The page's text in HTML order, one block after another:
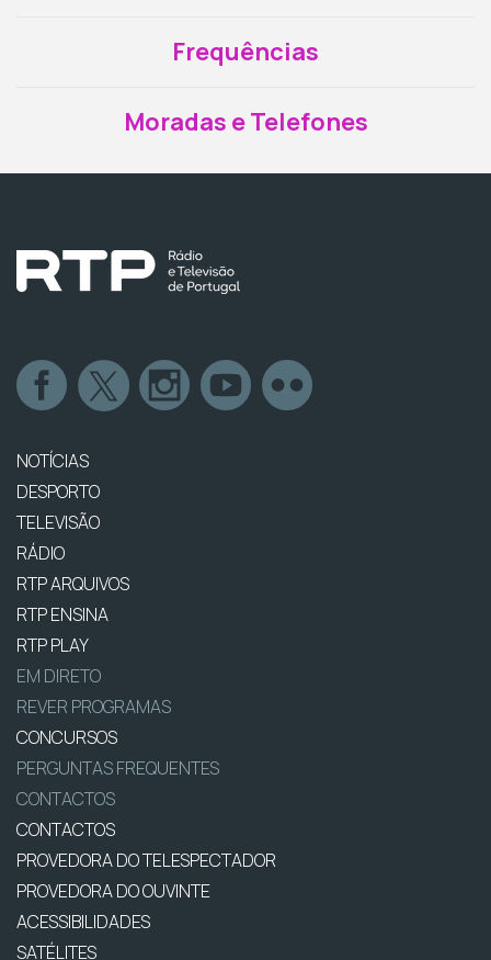
Frequências
Moradas e Telefones
NOTÍCIAS
DESPORTO
TELEVISÃO
RÁDIO
RTP ARQUIVOS
RTP ENSINA
RTP PLAY
EM DIRETO
REVER PROGRAMAS
CONCURSOS
PERGUNTAS FREQUENTES
CONTACTOS
CONTACTOS
PROVEDORA DO TELESPECTADOR
PROVEDORA DO OUVINTE
ACESSIBILIDADES
SATÉLITES